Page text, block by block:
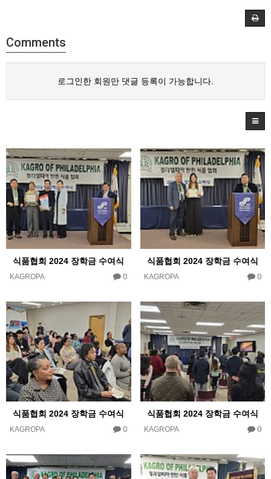
Comments
로그인한 회원만 댓글 등록이 가능합니다.
식품협회 2024 장학금 수여식
KAGROPA 0
식품협회 2024 장학금 수여식
KAGROPA 0
식품협회 2024 장학금 수여식
KAGROPA 0
식품협회 2024 장학금 수여식
KAGROPA 0